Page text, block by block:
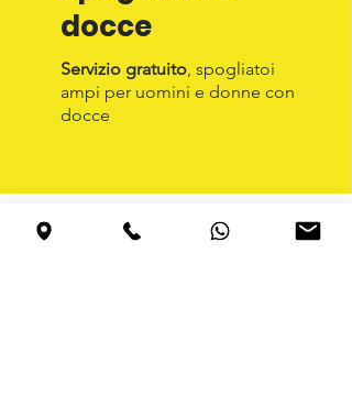
docce
Servizio gratuito, spogliatoi
ampi per uomini e donne con
docce
La famiglia dei